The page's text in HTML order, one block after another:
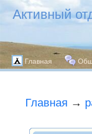
Активный
Главная
Главная →